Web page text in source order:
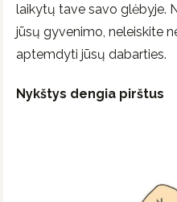
laikytų tave savo glėbyje.
jūsų gyvenimo, neleiskite
aptemdyti jūsų dabarties.
Nykštys dengia pirštus